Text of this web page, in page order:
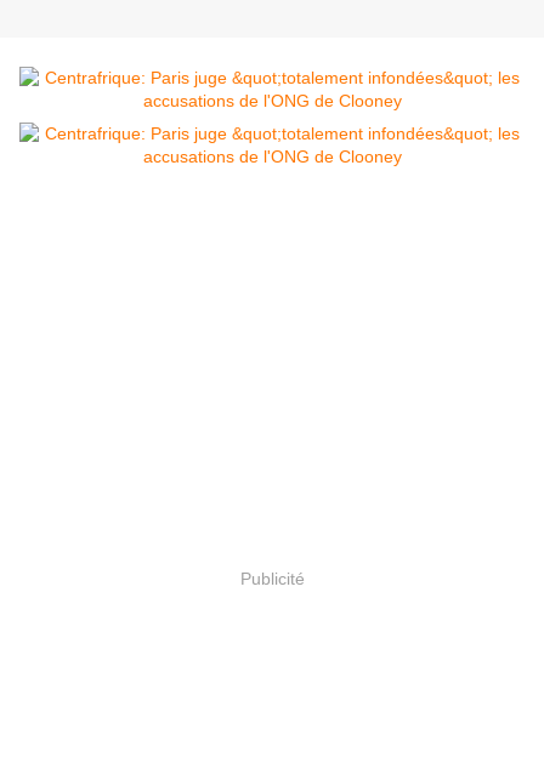
Publicité